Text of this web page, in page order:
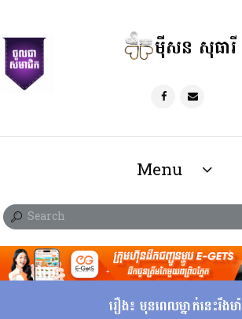
ម៉ីសន សុធារី
Menu
រឿង៖ មុនពេលម្នាក់នេះរឹងមាំ